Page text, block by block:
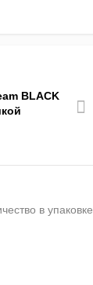
BLACK
в упаковке